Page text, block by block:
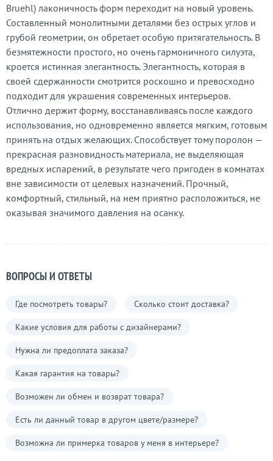
Bruehl) лаконичность форм переходит на новый уровень.
Составленный монолитными деталями без острых углов и
грубой геометрии, он обретает особую притягательность. В
безмятежности простого, но очень гармоничного силуэта,
кроется истинная элегантность. Элегантность, которая в
своей сдержанности смотрится роскошно и превосходно
подходит для украшения современных интерьеров.
Отлично держит форму, восстанавливаясь после каждого
использования, но одновременно является мягким, готовым
принять на отдых желающих. Способствует тому поролон —
прекрасная разновидность материала, не выделяющая
вредных испарений, в результате чего пригоден в комнатах
вне зависимости от целевых назначений. Прочный,
комфортный, стильный, на нем приятно расположиться, не
оказывая значимого давления на осанку.
ВОПРОСЫ И ОТВЕТЫ
Где посмотреть товары? Сколько стоит доставка?
Какие условия для работы с дизайнерами?
Нужна ли предоплата заказа?
Какая гарантия на товары?
Возможен ли обмен и возврат товара?
Есть ли данный товар в другом цвете/размере?
Возможна ли примерка товаров у меня в интерьере?